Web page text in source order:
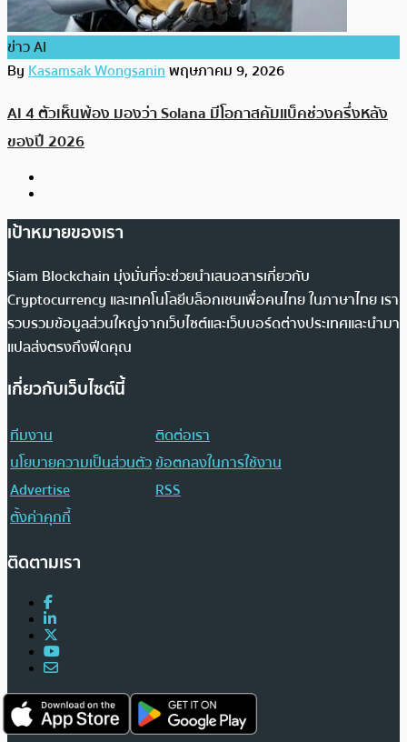
ข่าว AI
ByKasamsak Wongsaninพฤษภาคม 9, 2026
AI 4 ตัวเห็นพ้อง มองว่า Solana มีโอกาสคัมแบ็คช่วงครึ่งหลัง
ของปี 2026
เป้าหมายของเรา
Siam Blockchain มุ่งมั่นที่จะช่วยนำเสนอสารเกี่ยวกับ
Cryptocurrency และเทคโนโลยีบล็อกเชนเพื่อคนไทย ในภาษาไทย เรา
รวบรวมข้อมูลส่วนใหญ่จากเว็บไซต์และเว็บบอร์ดต่างประเทศและนำมา
แปลส่งตรงถึงฟีดคุณ
เกี่ยวกับเว็บไซต์นี้
ทีมงาน
ติดต่อเรา
นโยบายความเป็นส่วนตัวข้อตกลงในการใช้งาน
Advertise
RSS
ตั้งค่าคุกกี้
ติดตามเรา